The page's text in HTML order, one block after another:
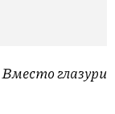
глазури